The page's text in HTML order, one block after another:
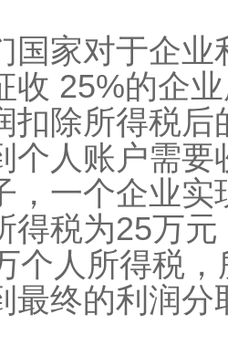
国家对于企
收 25%的企
扣除所得税
个人账户需
，一个企业
得税为25万
个人所得税
最终的利润